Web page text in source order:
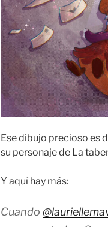
Ese dibujo precioso es
su personaje de La
Y aquí hay más:
Cuando